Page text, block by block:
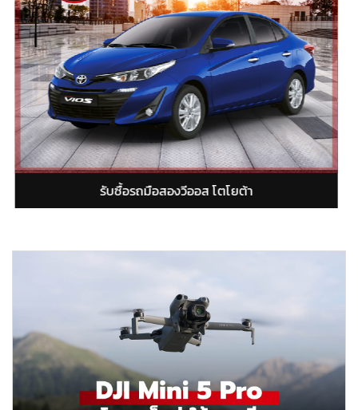
สองยารีส โตโยต้า